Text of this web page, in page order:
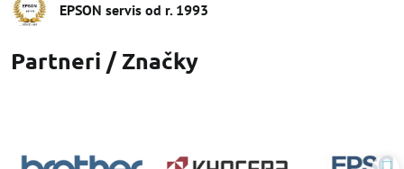
EPSON servis od r​. 1993
Partneri / Značky